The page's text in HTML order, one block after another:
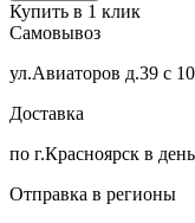
Купить в 1 клик
Самовывоз
ул.Авиаторов д.39 с
Доставка
по г.Красноярск в день
Отправка в регионы